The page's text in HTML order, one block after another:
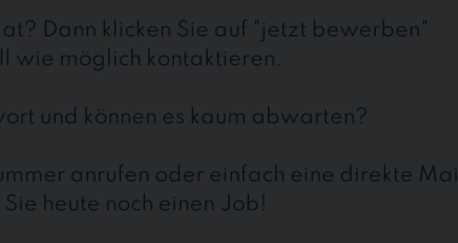
Dann klicken Sie auf "jetzt bewerben"
wie möglich kontaktieren.
und können es kaum abwarten?
anrufen oder einfach eine direkte Mail
heute noch einen Job!